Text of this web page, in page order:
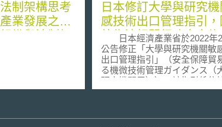
制架構思考
業發展之整
日本修訂大學與研究
感技術出口管理指引，
外為法相關行政命令
大出口行為之認定範圍
日本經濟產業省於2022年2
公告修正「大學與研究機關敏
出口管理指引」（安全保障貿
る機微技術管理ガイダンス（
研究機関用））。該指引係依
與外貿法（外国為替及び外国